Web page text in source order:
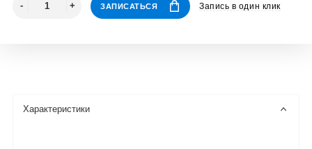
ЗАПИСАТЬСЯ Запись в один клик
Характеристики